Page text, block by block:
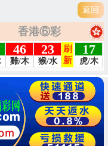
返回
香港⑥彩